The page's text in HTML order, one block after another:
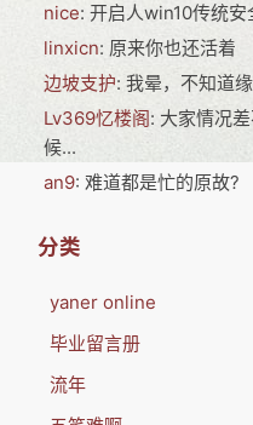
nice: 开启人win10传统安
linxicn: 原来你也还活着
边坡支护: 我晕，不知道缘
Lv369忆楼阁: 大家情况
候...
an9: 难道都是忙的原故?
分类
yaner online
毕业留言册
流年